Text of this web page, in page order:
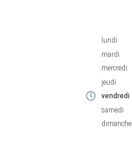
lundi
mardi
mercredi
jeudi
vendredi
samedi
dimanche